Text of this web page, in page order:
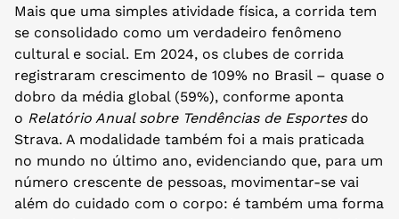
Mais que uma simples atividade física, a corrida tem
se consolidado como um verdadeiro fenômeno
cultural e social. Em 2024, os clubes de corrida
registraram crescimento de 109% no Brasil – quase o
dobro da média global (59%), conforme aponta
o Relatório Anual sobre Tendências de Esportes do
Strava. A modalidade também foi a mais praticada
no mundo no último ano, evidenciando que, para um
número crescente de pessoas, movimentar-se vai
além do cuidado com o corpo: é também uma forma